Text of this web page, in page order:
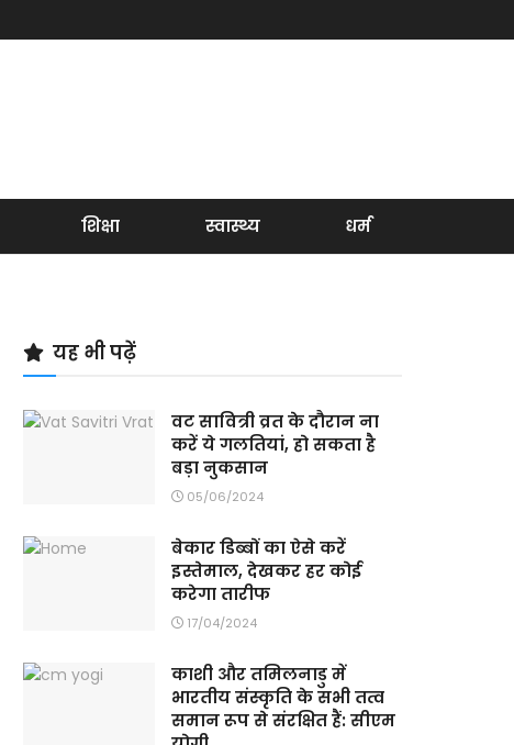
शिक्षा स्वास्थ्य धर्म
यह भी पढ़ें
वट सावित्री व्रत के दौरान ना
करें ये गलतियां, हो सकता है
बड़ा नुकसान
05/06/2024
बेकार डिब्बों का ऐसे करें
इस्तेमाल, देखकर हर कोई
करेगा तारीफ
17/04/2024
काशी और तमिलनाडु में
भारतीय संस्कृति के सभी तत्व
समान रूप से संरक्षित हैं: सीएम